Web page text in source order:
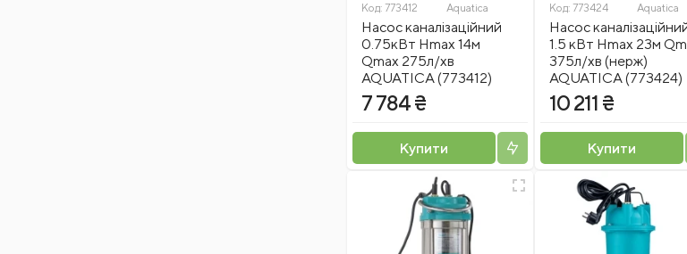
Код: 773412 Aquatica
Насос каналізаційний
0.75кВт Hmax 14м
Qmax 275л/хв
AQUATICA (773412)
7 784 ₴
Купити
Код: 773424 Aquatica
Насос
1.5 кВт Hmax 23м
375л/хв (нерж)
AQUATICA (773424)
10 211 ₴
Купити